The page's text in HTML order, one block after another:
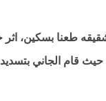
طعنا بسكين، اثر
قام الجاني